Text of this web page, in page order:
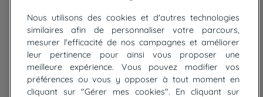
Top
circuits
Tour du lac de Constance à vélo
Cyclades : Amorgos et Naxos
Randonnée aux Bardenas Reales
De Collioure à Cadaquès à pied
Nous utilisons des cookies et d'autres technologies
similaires afin de personnaliser votre parcours,
mesurer l'efficacité de nos campagnes et améliorer
leur pertinence pour ainsi vous proposer une
meilleure expérience. Vous pouvez modifier vos
préférences ou vous y opposer à tout moment en
cliquant sur "Gérer mes cookies". En cliquant sur